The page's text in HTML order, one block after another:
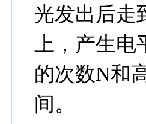
光发出后走
上，产生
的次数N和
间。